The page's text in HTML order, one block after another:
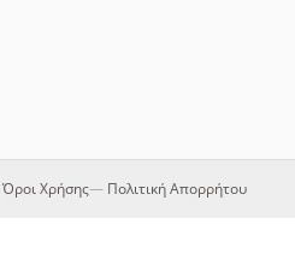
Όροι Χρήσης— Πολιτική Απορρήτου